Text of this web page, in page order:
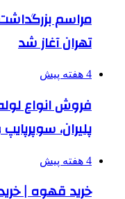
مراسم
تهران آغاز شد
4 هفته پیش
پلیران،
4 هفته پیش
خرید قهوه |